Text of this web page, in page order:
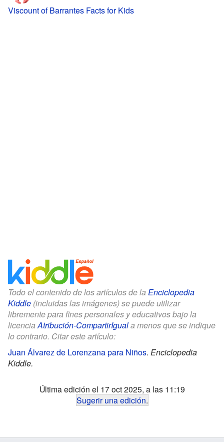
Viscount of Barrantes Facts for Kids
Todo el contenido de los artículos de la Enciclopedia
Kiddle (incluidas las imágenes) se puede utilizar
libremente para fines personales y educativos bajo la
licenciaAtribución-CompartirIguala menos que se indique
lo contrario. Citar este artículo:
Juan Álvarez de Lorenzana para Niños. Enciclopedia
Kiddle.
Última edición el 17 oct 2025, a las 11:19
Sugerir una edición.